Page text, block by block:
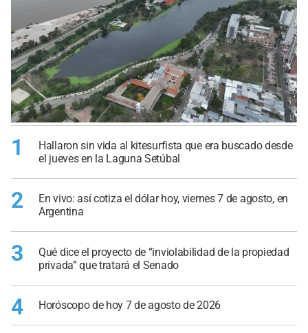
1
Hallaron sin vida al kitesurfista que era buscado desde
el jueves en la Laguna Setúbal
2
En vivo: así cotiza el dólar hoy, viernes 7 de agosto, en
Argentina
3
Qué dice el proyecto de “inviolabilidad de la propiedad
privada” que tratará el Senado
4 Horóscopo de hoy 7 de agosto de 2026